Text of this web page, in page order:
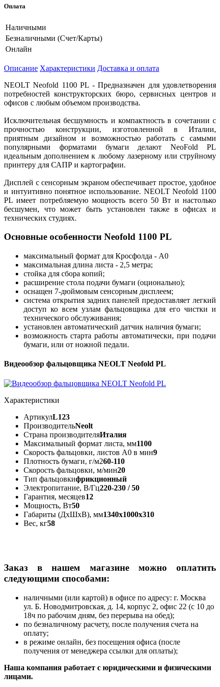
Оплата
Наличными
Безналичными (Счет/Карты)
Онлайн
Описание Характеристики Доставка и оплата
NEOLT Neofold 1100 PL - Предназначен для удовлетворения
потребностей конструкторских бюро, сервисных центров и
офисов с любым объемом производства.
Исключительная бесшумность и компактность в сочетании с
прочностью конструкции, изготовленной в Италии,
приятным дизайном и возможностью работать с самыми
популярными форматами бумаги делают NeoFold PL
идеальным дополнением к любому лазерному или струйному
принтеру для САПР и картографии.
Дисплей с сенсорным экраном обеспечивает простое, удобное
и интуитивно понятное использование. NEOLT Neofold 1100
PL имеет потребляемую мощность всего 50 Вт и настолько
бесшумен, что может быть установлен также в офисах и
технических студиях.
Основные особенности Neofold 1100 PL
максимальный формат для Кросфолда - А0
максимальная длина листа - 2,5 метра;
стойка для сбора копий;
расширение стола подачи бумаги (оционально);
оснащен 7-дюймовым сенсорным дисплеем;
система открытия задних панелей предоставляет легкий
доступ ко всем узлам фальцовщика для его чистки и
технического обслуживания;
установлен автоматический датчик наличия бумаги;
возможность старта работы автоматически, при подачи
бумаги, или от ножной педали.
Видеообзор фальцовщика NEOLT Neofold PL
Характеристики
АртикулL123
ПроизводительNeolt
Страна производителяИталия
Максимальный формат листа, мм1100
Скорость фальцовки, листов А0 в мин9
Плотность бумаги, г/м260-110
Скорость фальцовки, м/мин20
Тип фальцовкифрикционный
Электропитание, В/Гц220-230 / 50
Гарантия, месяцев12
Мощность, Вт50
Габариты (ДхШхВ), мм1340x1000x310
Вес, кг58
Заказ в нашем магазине можно оплатить
следующими способами:
наличными (или картой) в офисе по адресу: г. Москва
ул. Б. Новодмитровская, д. 14, корпус 2, офис 22 (с 10 до
18ч по рабочим дням, без перерыва на обед);
по безналичному расчету, после получения счета на
оплату;
в режиме онлайн, без посещения офиса (после
получения от менеджера ссылки для оплаты);
Наша компания работает с юридическими и физическими
лицами.